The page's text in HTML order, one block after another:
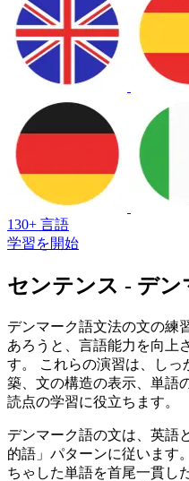
130+ 言語
学習を開始
センテンス - デン
デンマーク語文法の文の練
あろうと、言語能力を向上
す。 これらの演習は、し
築、文の構造の表示、単語
読点の学習に役立ちます。
デンマーク語の文は、英語
的語」パターンに従います
ちゃした単語を首尾一貫し